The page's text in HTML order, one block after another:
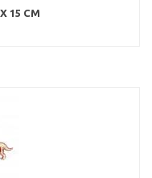
15 CM